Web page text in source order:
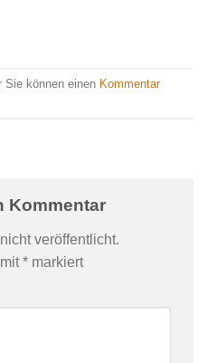
Sie können einen Kommentar
Kommentar
veröffentlicht.
* markiert